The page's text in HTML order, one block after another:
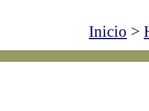
Inicio >